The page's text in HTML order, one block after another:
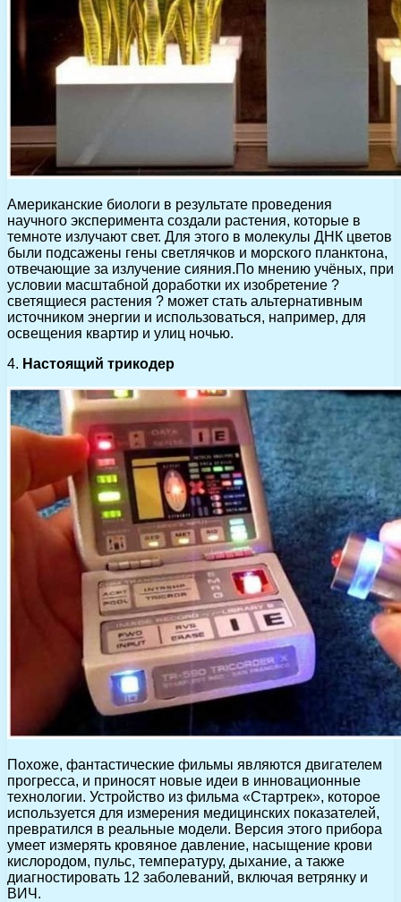
Американские биологи в результате проведения
научного эксперимента создали растения, которые в
темноте излучают свет. Для этого в молекулы ДНК цветов
были подсажены гены светлячков и морского планктона,
отвечающие за излучение сияния.По мнению учёных, при
условии масштабной доработки их изобретение ?
светящиеся растения ? может стать альтернативным
источником энергии и использоваться, например, для
освещения квартир и улиц ночью.
4. Настоящий трикодер
Похоже, фантастические фильмы являются двигателем
прогресса, и приносят новые идеи в инновационные
технологии. Устройство из фильма «Стартрек», которое
используется для измерения медицинских показателей,
превратился в реальные модели. Версия этого прибора
умеет измерять кровяное давление, насыщение крови
кислородом, пульс, температуру, дыхание, а также
диагностировать 12 заболеваний, включая ветрянку и
ВИЧ.